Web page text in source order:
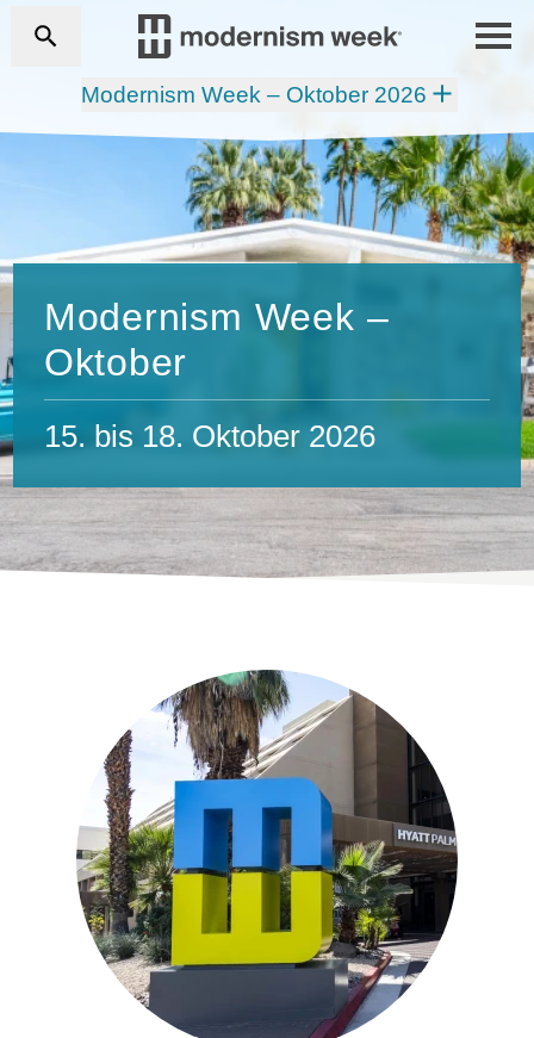
Modernism Week – Oktober 2026
Modernism Week –
Oktober
15. bis 18. Oktober 2026